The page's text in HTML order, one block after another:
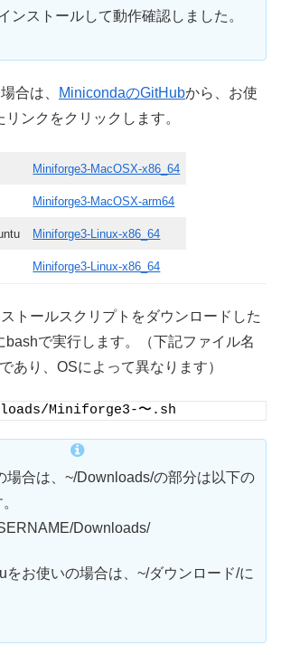
ンストールして動作確認しました。
合は、 MinicondaのGitHubから、お使
ンクをクリックします。
Miniforge3-MacOSX-x86_64
Miniforge3-MacOSX-arm64
Miniforge3-Linux-x86_64
Miniforge3-Linux-x86_64
トールスクリプトをダウンロードした
bashで実行します。（下記ファイル名
あり、OSによって異なります）
Miniforge3-〜.sh
場合は、~/Downloads/の部分は以下の
Downloads/
をお使いの場合は、~/ダウンロード/に